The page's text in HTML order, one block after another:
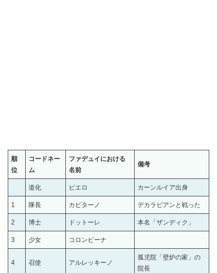
順
位
コードネー
ム
ファデュイにおける
名前
備考
道化 ピエロ カーンルイア出身
1 隊長 カピターノ デカラビアンと戦った
2 博士 ドットーレ 本名「ザンディク」
3 少女 コロンビーナ
4 召使 アルレッキーノ
孤児院「壁炉の家」の
院長